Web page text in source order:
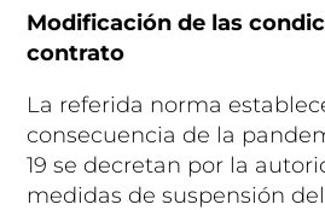
Modificación de las
contrato
La referida norma
consecuencia de la
19 se decretan por la
medidas de suspensión